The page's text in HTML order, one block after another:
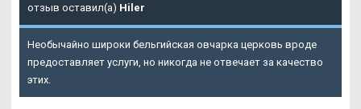
отзыв оставил(а) Hiler
Необычайно широки бельгийская овчарка церковь вроде
предоставляет услуги, но никогда не отвечает за качество
этих.